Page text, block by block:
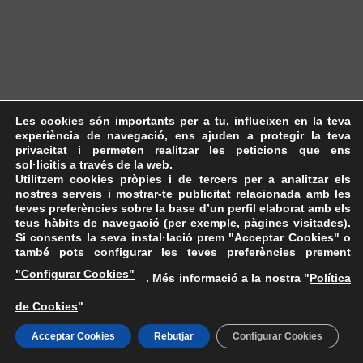
Les cookies són importants per a tu, influeixen en la teva
experiència de navegació, ens ajuden a protegir la teva
privacitat i permeten realitzar les peticions que ens
sol·licitis a través de la web.
Utilitzem cookies pròpies i de tercers per a analitzar els
nostres serveis i mostrar-te publicitat relacionada amb les
teves preferències sobre la base d’un perfil elaborat amb els
teus hàbits de navegació (per exemple, pàgines visitades).
Si consents la seva instal·lació prem "Acceptar Cookies" o
també pots configurar les teves preferències prement
"Configurar Cookies"
. Més informació a la nostra "Política
de Cookies"
Acceptar Cookies Rebutjar Configurar Cookies